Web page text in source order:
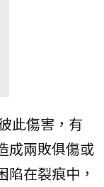
此傷害，有
成兩敗俱傷或
在裂痕中，